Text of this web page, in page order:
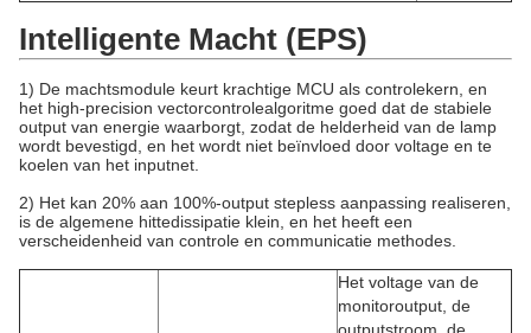
Intelligente Macht (EPS)
1) De machtsmodule keurt krachtige MCU als controlekern, en
het high-precision vectorcontrolealgoritme goed dat de stabiele
output van energie waarborgt, zodat de helderheid van de lamp
wordt bevestigd, en het wordt niet beïnvloed door voltage en te
koelen van het inputnet.
2) Het kan 20% aan 100%-output stepless aanpassing realiseren,
is de algemene hittedissipatie klein, en het heeft een
verscheidenheid van controle en communicatie methodes.
Het voltage van de
monitoroutput, de